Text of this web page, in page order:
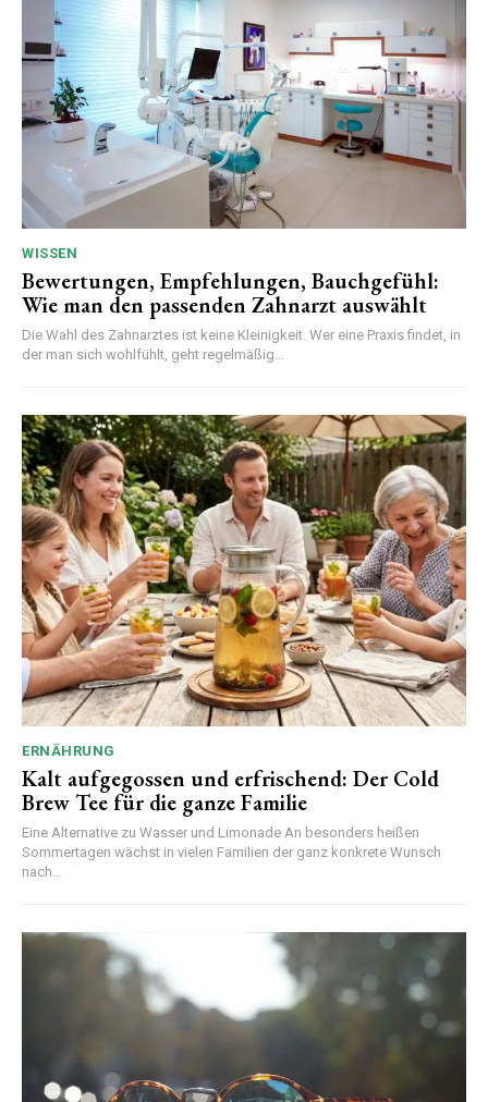
WISSEN
Bewertungen, Empfehlungen, Bauchgefühl:
Wie man den passenden Zahnarzt auswählt
Die Wahl des Zahnarztes ist keine Kleinigkeit. Wer eine Praxis findet, in
der man sich wohlfühlt, geht regelmäßig...
ERNÄHRUNG
Kalt aufgegossen und erfrischend: Der Cold
Brew Tee für die ganze Familie
Eine Alternative zu Wasser und Limonade An besonders heißen
Sommertagen wächst in vielen Familien der ganz konkrete Wunsch
nach...